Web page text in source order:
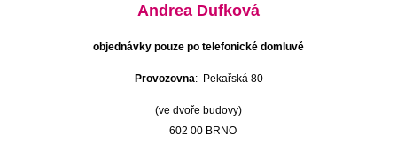
Andrea Dufková
objednávky pouze po telefonické domluvě
Provozovna: Pekařská 80
(ve dvoře budovy)
602 00BRNO